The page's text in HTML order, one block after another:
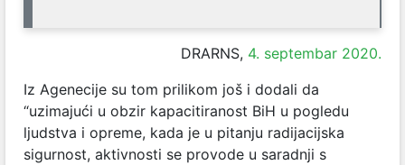
DRARNS, 4. septembar 2020.
Iz Agenecije su tom prilikom još i dodali da
“uzimajući u obzir kapacitiranost BiH u pogledu
ljudstva i opreme, kada je u pitanju radijacijska
sigurnost, aktivnosti se provode u saradnji s